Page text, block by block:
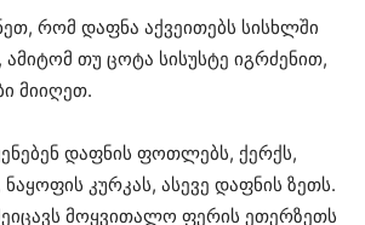
რომ დაფნა აქვეითებს სისხლში
ამიტომ თუ ცოტა სისუსტე იგრძენით,
მიიღეთ.
დაფნის ფოთლებს, ქერქს,
კურკას, ასევე დაფნის ზეთს.
მოყვითალო ფერის ეთერზეთს